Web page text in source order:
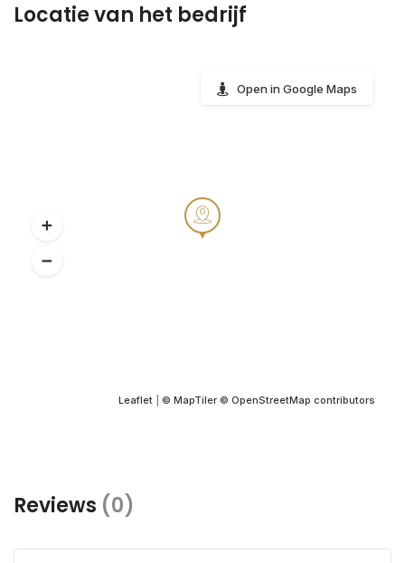
Locatie van het bedrijf
Leaflet © MapTiler © OpenStreetMap contributors
Open in Google Maps
Reviews (0)